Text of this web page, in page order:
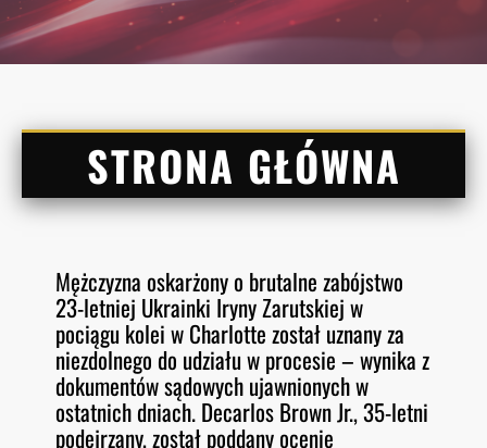
STRONA GŁÓWNA
Mężczyzna oskarżony o brutalne zabójstwo
23-letniej Ukrainki Iryny Zarutskiej w
pociągu kolei w Charlotte został uznany za
niezdolnego do udziału w procesie – wynika z
dokumentów sądowych ujawnionych w
ostatnich dniach. Decarlos Brown Jr., 35-letni
podejrzany, został poddany ocenie